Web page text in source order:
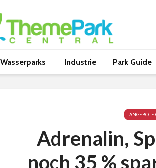
Wasserparks Industrie Park Guide
Adrenalin,
noch 35 %